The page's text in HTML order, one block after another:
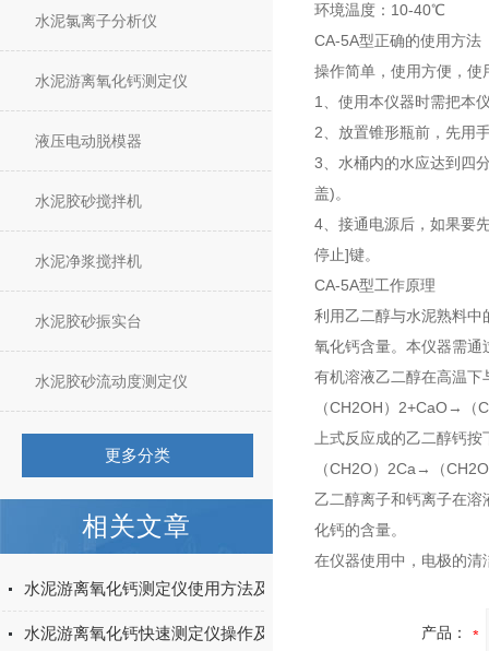
水泥氯离子分析仪
水泥游离氧化钙测定仪
液压电动脱模器
水泥胶砂搅拌机
水泥净浆搅拌机
水泥胶砂振实台
水泥胶砂流动度测定仪
更多分类
相关文章
水泥游离氧化钙测定仪使用方法及注意事项
水泥游离氧化钙快速测定仪操作及注意事项
环境温度：10-40℃
CA-5A型正确的使用方法
操作简单，使用方便，使
1、使用本仪器时需把本
2、放置锥形瓶前，先用
3、水桶内的水应达到四
盖)。
4、接通电源后，如果要
停止]键。
CA-5A型工作原理
利用乙二醇与水泥熟料
氧化钙含量。本仪器需
有机溶液乙二醇在高温
（CH2OH）2+CaO→（
上式反应成的乙二醇钙
（CH2O）2Ca→（
乙二醇离子和钙离子在
化钙的含量。
在仪器使用中，电极的
产品：